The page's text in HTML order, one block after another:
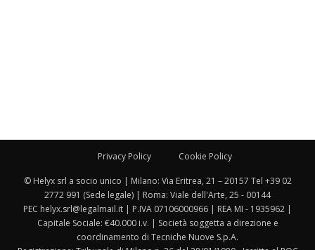
Privacy Policy Cookie Policy
© Helyx srl a socio unico | Milano: Via Eritrea, 21 – 20157 Tel +39 02
2772 991 (Sede legale) | Roma: Viale dell'Arte, 25 - 00144
PEC helyx.srl@legalmail.it | P.IVA 07106000966 | REA MI - 1935962 |
Capitale Sociale: €40.000 i.v. | Società soggetta a direzione e
coordinamento di Tecniche Nuove S.p.A.